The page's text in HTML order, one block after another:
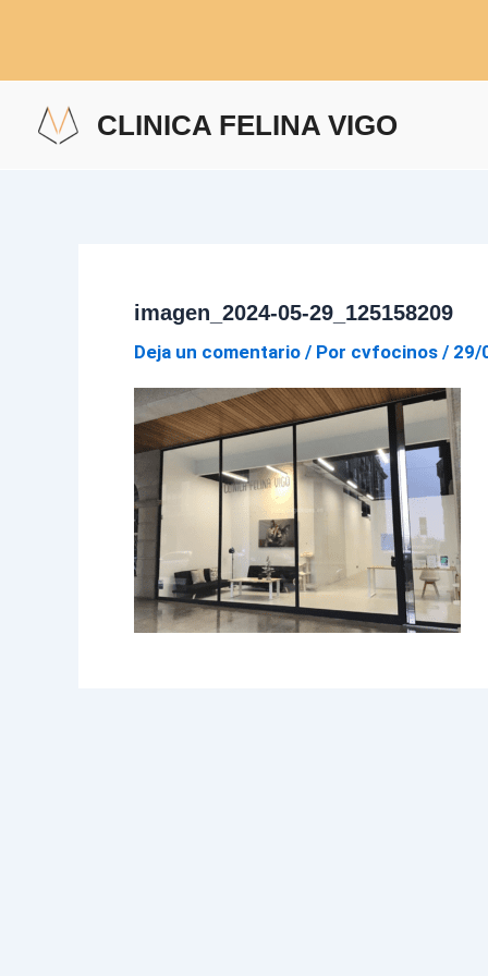
contenido
CLINICA FELINA VIGO
imagen_2024-05-29_125158209
Deja un comentario / Por cvfocinos / 29/